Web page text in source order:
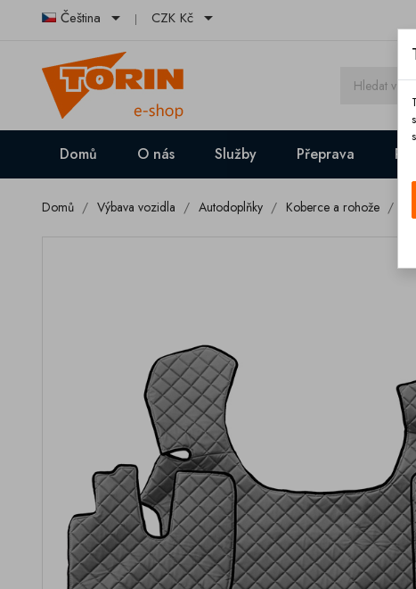
Čeština  CZK Kč 
Domů O nás Služby Přeprava
Domů Výbava vozidla Autodoplňky Koberce a rohože